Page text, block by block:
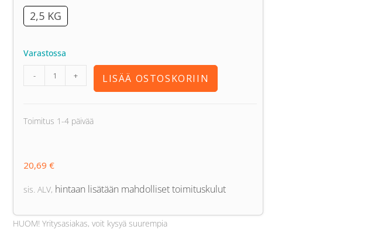
2,5 KG
Varastossa
- + LISÄÄ OSTOSKORIIN
Toimitus 1-4 päivää
20,69 €
sis. ALV, hintaan lisätään mahdolliset toimituskulut
HUOM! Yritysasiakas, voit kysyä suurempia